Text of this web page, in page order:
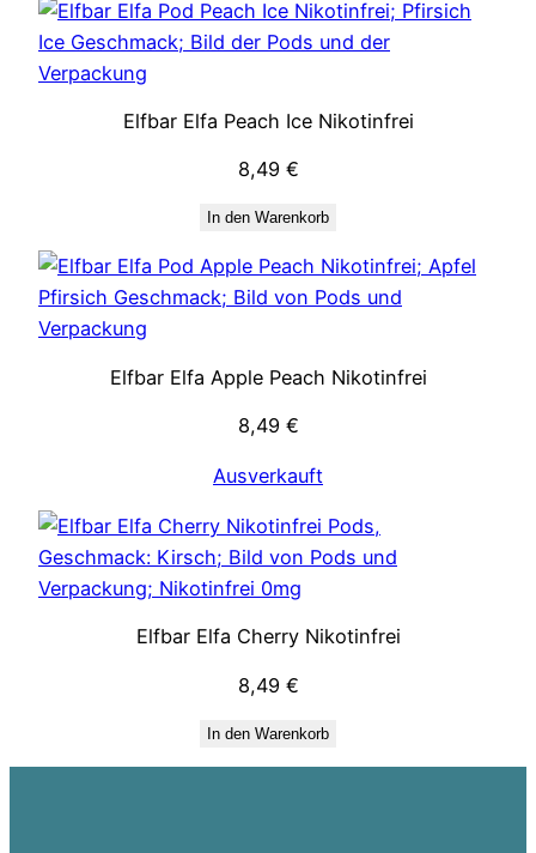
Elfbar Elfa Peach Ice Nikotinfrei
8,49 €
In den Warenkorb
Elfbar Elfa Apple Peach Nikotinfrei
8,49 €
Ausverkauft
Elfbar Elfa Cherry Nikotinfrei
8,49 €
In den Warenkorb